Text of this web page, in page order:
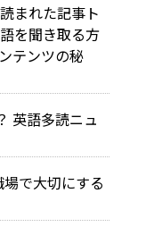
まれた記事ト
を聞き取る方
テンツの秘
英語多読ニュ
で大切にする